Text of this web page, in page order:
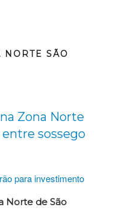
NORTE SÃO
Zona Norte
sossego
Norte de São